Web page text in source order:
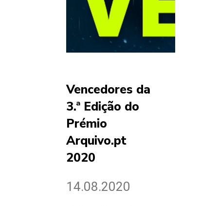
Vencedores da
3.ª Edição do
Prémio
Arquivo.pt
2020
14.08.2020